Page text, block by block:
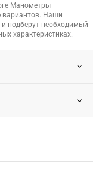
Манометры
вариантов. Наши
подберут необходимый
характеристиках.